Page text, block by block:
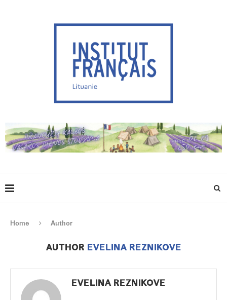
Home Author
AUTHOR EVELINA REZNIKOVE
EVELINA REZNIKOVE